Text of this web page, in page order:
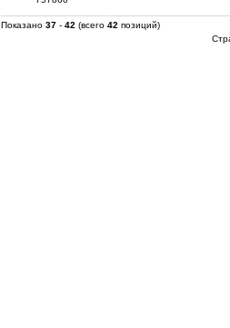
Показано 37 - 42 (всего 42 позиций)